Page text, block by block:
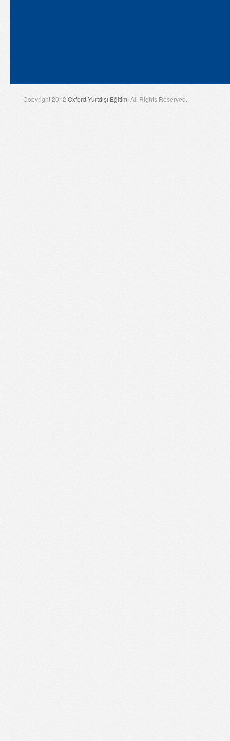
Copyright 2012 Oxford Yurtdışı Eğitim. All Rights Reserved.